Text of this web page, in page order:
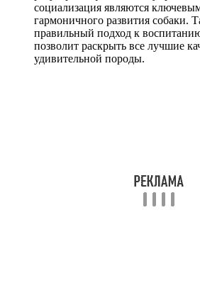
социализация являются
гармоничного развития собаки.
правильный подход к
позволит раскрыть все лучшие
удивительной породы.